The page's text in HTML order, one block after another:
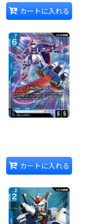
カートに入れる
カートに入れる